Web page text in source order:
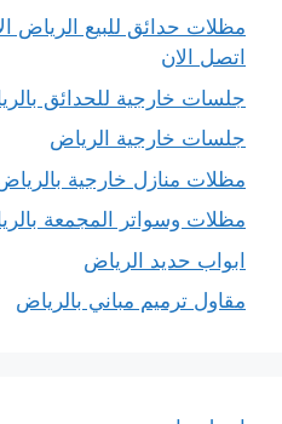
اتصل الان
جلسات خارجية للحدائق
جلسات خارجية الرياض
مظلات منازل خارجية
مظلات وسواتر المجمعة
ابواب حديد الرياض
مقاول ترميم مباني بالرياض